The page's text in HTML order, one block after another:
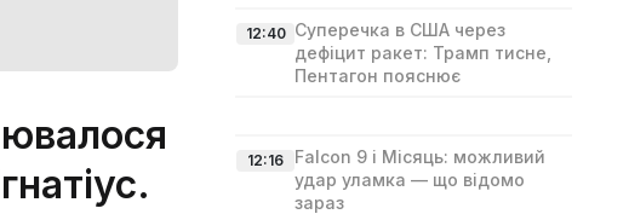
12:40 Суперечка в США через
дефіцит ракет: Трамп тисне,
Пентагон пояснює
12:16
Falcon 9 і Місяць: можливий
удар уламка — що відомо
зараз